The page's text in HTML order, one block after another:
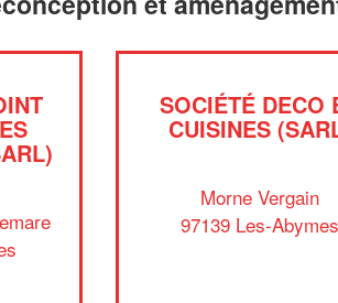
SOCIÉTÉ DECO
CUISINES
Morne Vergain
97139 Les-Abymes